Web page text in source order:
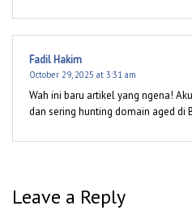
Fadil Hakim
October 29, 2025 at 3:31 am
Wah ini baru artikel yang ngena!
dan sering hunting domain aged di
Leave a Reply